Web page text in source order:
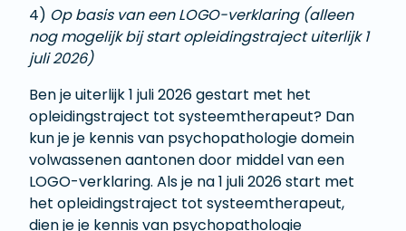
4) Op basis van een LOGO-verklaring (alleen
nog mogelijk bij start opleidingstraject uiterlijk 1
juli 2026)
Ben je uiterlijk 1 juli 2026 gestart met het
opleidingstraject tot systeemtherapeut? Dan
kun je je kennis van psychopathologie domein
volwassenen aantonen door middel van een
LOGO-verklaring. Als je na 1 juli 2026 start met
het opleidingstraject tot systeemtherapeut,
dien je je kennis van psychopathologie